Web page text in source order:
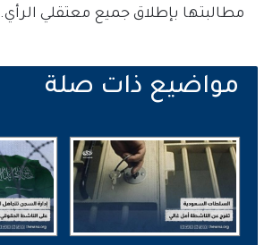
مطالبتها بإطلاق جميع معتقلي الرأي.